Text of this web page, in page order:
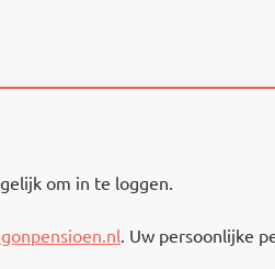
om in te loggen.
. Uw persoonlijke